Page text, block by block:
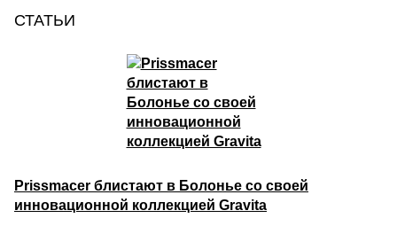
СТАТЬИ
Prissmacer блистают в Болонье со своей
инновационной коллекцией Gravita